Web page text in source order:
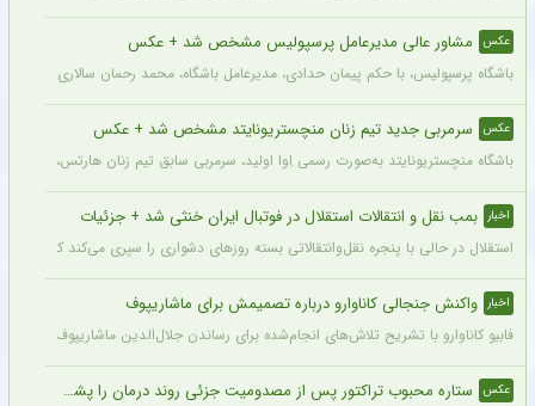
عکس مشاور عالی مدیرعامل پرسپولیس مشخص شد + عکس
باشگاه پرسپولیس، با حکم پیمان حدادی، مدیرعامل باشگاه، محمد رحمان سالاری به
عکس سرمربی جدید تیم زنان منچستریونایتد مشخص شد + عکس
باشگاه منچستریونایتد به‌صورت رسمی اِوا اولید، سرمربی سابق تیم زنان هارتس، را
اخبار بمب نقل و انتقالات استقلال در فوتبال ایران خنثی شد + جزئیات
استقلال در حالی با پنجره نقل‌وانتقالاتی بسته روزهای دشواری را سپری می‌کند که در
اخبار واکنش جنجالی کاناوارو درباره تصمیمش برای ماشاریپوف
فابیو کاناوارو با تشریح تلاش‌های انجام‌شده برای رساندن جلال‌الدین ماشاریپوف به
عکس ستاره محبوب تراکتور پس از مصدومیت جزئی روند درمان را پشت سر گذاشت + عکس